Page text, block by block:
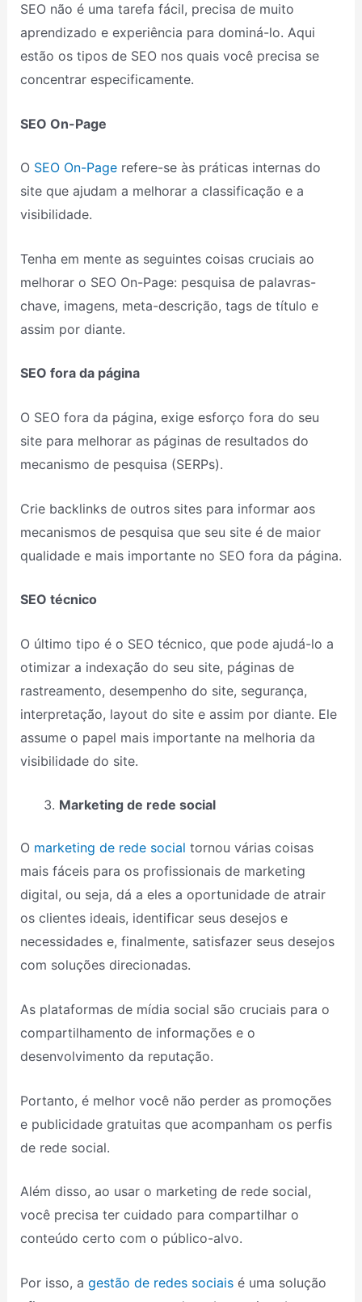
SEO não é uma tarefa fácil, precisa de muito
aprendizado e experiência para dominá-lo. Aqui
estão os tipos de SEO nos quais você precisa se
concentrar especificamente.
SEO On-Page
O SEO On-Pagerefere-se às práticas internas do
site que ajudam a melhorar a classificação e a
visibilidade.
Tenha em mente as seguintes coisas cruciais ao
melhorar o SEO On-Page: pesquisa de palavras-
chave, imagens, meta-descrição, tags de título e
assim por diante.
SEO fora da página
O SEO fora da página, exige esforço fora do seu
site para melhorar as páginas de resultados do
mecanismo de pesquisa (SERPs).
Crie backlinks de outros sites para informar aos
mecanismos de pesquisa que seu site é de maior
qualidade e mais importante no SEO fora da página.
SEO técnico
O último tipo é o SEO técnico, que pode ajudá-lo a
otimizar a indexação do seu site, páginas de
rastreamento, desempenho do site, segurança,
interpretação, layout do site e assim por diante. Ele
assume o papel mais importante na melhoria da
visibilidade do site.
Marketing de rede social
O marketing de rede social tornou várias coisas
mais fáceis para os profissionais de marketing
digital, ou seja, dá a eles a oportunidade de atrair
os clientes ideais, identificar seus desejos e
necessidades e, finalmente, satisfazer seus desejos
com soluções direcionadas.
As plataformas de mídia social são cruciais para o
compartilhamento de informações e o
desenvolvimento da reputação.
Portanto, é melhor você não perder as promoções
e publicidade gratuitas que acompanham os perfis
de rede social.
Além disso, ao usar o marketing de rede social,
você precisa ter cuidado para compartilhar o
conteúdo certo com o público-alvo.
Por isso, a gestão de redes sociaisé uma solução